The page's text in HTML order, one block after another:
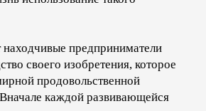
предприниматели
своего изобретения, которое
продовольственной
каждой развивающейся